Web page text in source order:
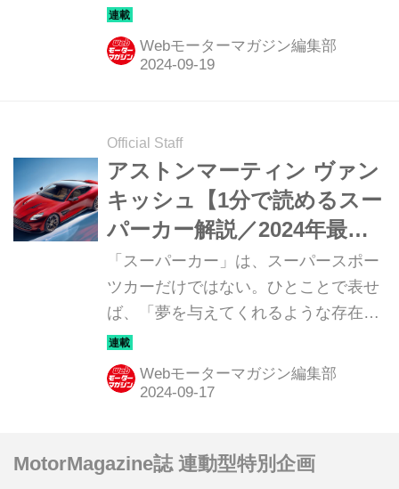
だ。ここでは、国内外のそんな魅力あ
るモデルたちを簡単に紹介していこ
う。今回は、アウディ RS3 スポーツ
Webモーターマガジン編集部
Official Staff
アストンマーティン ヴァン
キッシュ【1分で読めるスー
パーカー解説／2024年最新
版】
「スーパーカー」は、スーパースポー
ツカーだけではない。ひとことで表せ
ば、「夢を与えてくれるような存在」
だ。ここでは、国内外のそんな魅力あ
るモデルたちを簡単に紹介していこ
う。今回は、アストンマーティン ヴァ
Webモーターマガジン編集部
MotorMagazine誌 連動型特別企画